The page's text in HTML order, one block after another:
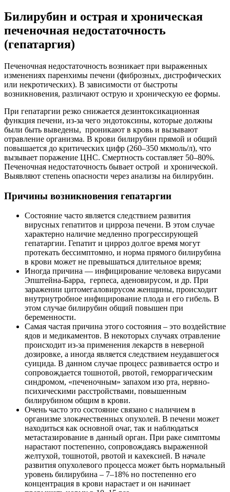
Билирубин и острая и хроническая
печеночная недостаточность
(гепатаргия)
Печеночная недостаточность возникает при выраженных
изменениях паренхимы печени (фиброзных, дистрофических
или некротических). В зависимости от быстроты
возникновения, различают острую и хроническую ее формы.
При гепатаргии резко снижается дезинтоксикационная
функция печени, из-за чего эндотоксины, которые должны
были быть выведены, проникают в кровь и вызывают
отравление организма. В крови билирубин прямой и общий
повышается до критических цифр (260–350 мкмоль/л), что
вызывает поражение ЦНС. Смертность составляет 50–80%.
Печеночная недостаточность бывает острой и хронической.
Выявляют степень опасности через анализы на билирубин.
Причины возникновения гепатаргии
Состояние часто является следствием развития
вирусных гепатитов и цирроза печени. В этом случае
характерно наличие медленно прогрессирующей
гепатаргии. Гепатит и цирроз долгое время могут
протекать бессимптомно, и норма прямого билирубина
в крови может не превышаться длительное время;
Иногда причина — инфицирование человека вирусами
Эпштейна-Барра, герпеса, аденовирусом, и др. При
заражении цитомегаловирусом женщины, происходит
внутриутробное инфицирование плода и его гибель. В
этом случае билирубин общий повышен при
беременности.
Самая частая причина этого состояния – это воздействие
ядов и медикаментов. В некоторых случаях отравление
происходит из-за применения лекарств в неверной
дозировке, а иногда является следствием неудавшегося
суицида. В данном случае процесс развивается остро и
сопровождается тошнотой, рвотой, геморрагическим
синдромом, «печеночным» запахом изо рта, нервно-
психическими расстройствами, повышенным
билирубином общим в крови.
Очень часто это состояние связано с наличием в
организме злокачественных опухолей. В печени может
находиться как основной очаг, так и наблюдаться
метастазирование в данный орган. При раке симптомы
нарастают постепенно, сопровождаясь выраженной
желтухой, тошнотой, рвотой и кахексией. В начале
развития опухолевого процесса может быть нормальный
уровень билирубина – 7–18% но постепенно его
концентрация в крови нарастает и он начинает